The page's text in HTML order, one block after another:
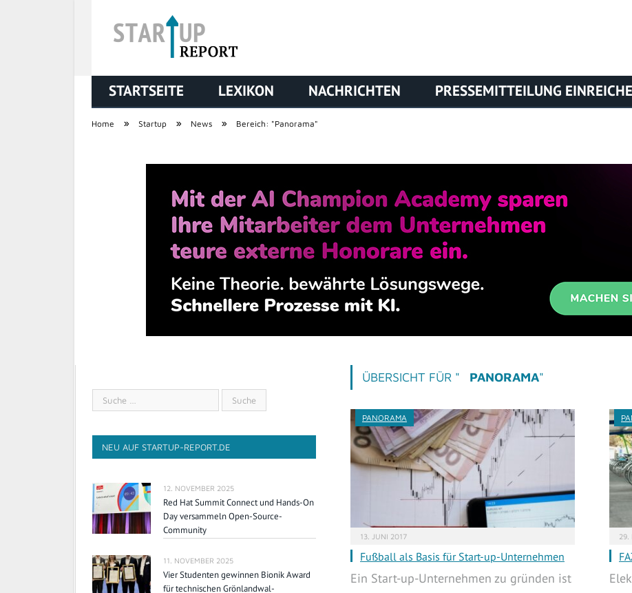
STARTUP REPORT
STARTSEITE LEXIKON NACHRICHTEN PRESSEMITTEILUNG
Home » Startup » News » Bereich: "Panorama"
ÜBERSICHT FÜR " PANORAMA"
PANORAMA
13. JUNI 2017
Fußball als Basis für Start-up-Unternehmen
Ein Start-up-Unternehmen zu gründen ist
29.
NEU AUF STARTUP-REPORT.DE
12. NOVEMBER 2025
Red Hat Summit Connect und Hands-On
Day versammeln Open-Source-
Community
11. NOVEMBER 2025
Vier Studenten gewinnen Bionik Award
für technischen Grönlandwal-